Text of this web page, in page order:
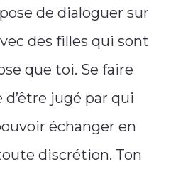
de dialoguer sur
des filles qui sont
que toi. Se faire
d’être jugé par qui
échanger en
discrétion. Ton